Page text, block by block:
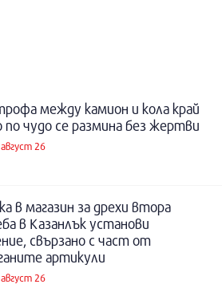
между камион и кола край
по чудо се размина без жертви
26
в магазин за дрехи втора
в Казанлък установи
свързано с част от
артикули
26